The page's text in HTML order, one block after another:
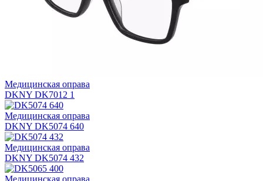
Медицинская оправа
DKNY DK7012 1
Медицинская оправа
DKNY DK5074 640
Медицинская оправа
DKNY DK5074 432